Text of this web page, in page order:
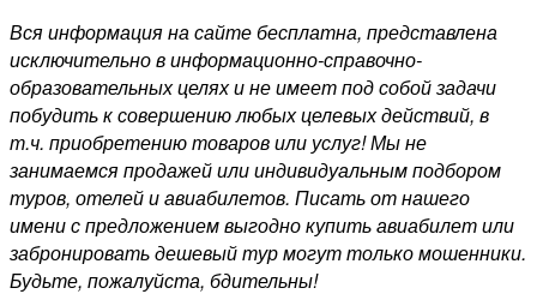
Вся информация на сайте бесплатна, представлена
исключительно в информационно-справочно-
образовательных целях и не имеет под собой задачи
побудить к совершению любых целевых действий, в
т.ч. приобретению товаров или услуг! Мы не
занимаемся продажей или индивидуальным подбором
туров, отелей и авиабилетов. Писать от нашего
имени с предложением выгодно купить авиабилет или
забронировать дешевый тур могут только мошенники.
Будьте, пожалуйста, бдительны!